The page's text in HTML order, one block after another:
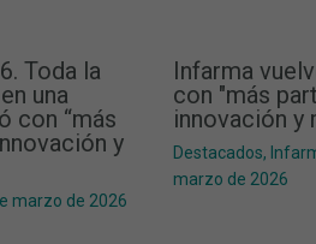
Toda la
una
con “más
y
marzo de 2026
Infarma
con "más
innovación y
Destacados,
marzo de 2026